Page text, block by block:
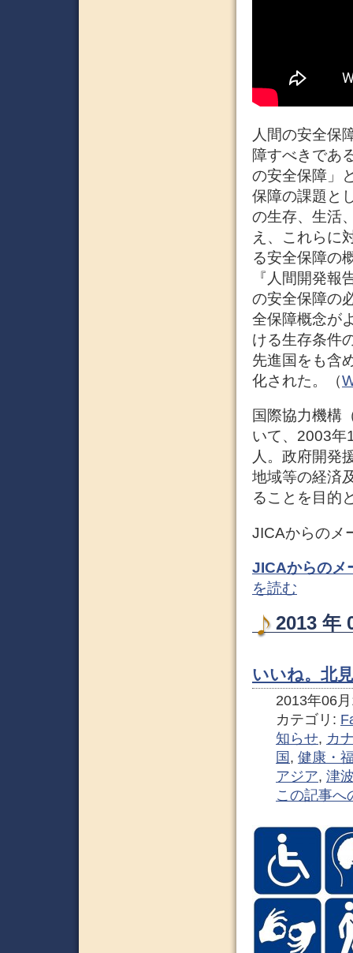
人間の安全保
障すべきであ
の安全保障」
保障の課題と
の生存、生活
え、これらに
る安全保障の
『人間開発
の安全保障の
全保障概念が
ける生存条件
先進国をも含
化された。（
国際協力機構
いて、2003年
人。政府開発
地域等の経済
ることを目的
JICAからのメ
JICAからのメ
を読む
2013 年
いいね。北
2013年06
カテゴリ:
知らせ, カ
国 , 健康・
アジア, 津
この記事へ